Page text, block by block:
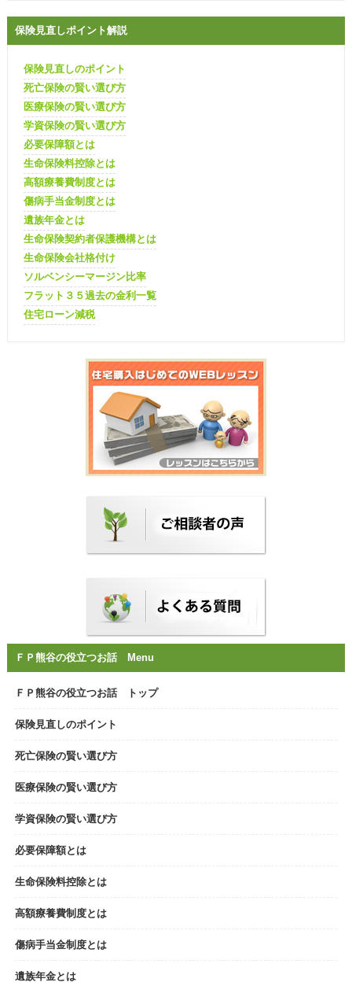
保険見直しポイント解説
保険見直しのポイント
死亡保険の賢い選び方
医療保険の賢い選び方
学資保険の賢い選び方
必要保障額とは
生命保険料控除とは
高額療養費制度とは
傷病手当金制度とは
遺族年金とは
生命保険契約者保護機構とは
生命保険会社格付け
ソルベンシーマージン比率
フラット３５過去の金利一覧
住宅ローン減税
ＦＰ熊谷の役立つお話 Menu
ＦＰ熊谷の役立つお話 トップ
保険見直しのポイント
死亡保険の賢い選び方
医療保険の賢い選び方
学資保険の賢い選び方
必要保障額とは
生命保険料控除とは
高額療養費制度とは
傷病手当金制度とは
遺族年金とは